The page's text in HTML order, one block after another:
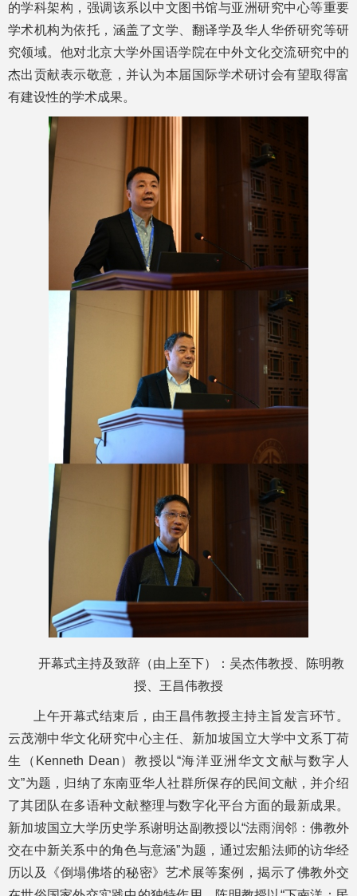
的学科架构，强调该系以中文图书馆与亚洲研究中心等重要
学术机构为依托，涵盖了文学、翻译学及华人华侨研究等研
究领域。他对北京大学外国语学院在中外文化交流研究中的
杰出贡献表示敬意，并认为本届国际学术研讨会有望取得富
有建设性的学术成果。
开幕式主持及致辞（由上至下）：吴杰伟教授、陈明教
授、王昌伟教授
上午开幕式结束后，由王昌伟教授主持主旨发言环节。
云茂潮中华文化研究中心主任、新加坡国立大学中文系丁荷
生（Kenneth Dean）教授以“海洋亚洲华文文献与数字人
文”为题，归纳了东南亚华人社群所保存的民间文献，并介绍
了其团队在多语种文献整理与数字化平台方面的最新成果。
新加坡国立大学历史学系谢明达副教授以“法雨润邻：佛教外
交在中新关系中的角色与意涵”为题，通过宏船法师的访华经
历以及《倒塌佛塔的秘密》艺术展等案例，揭示了佛教外交